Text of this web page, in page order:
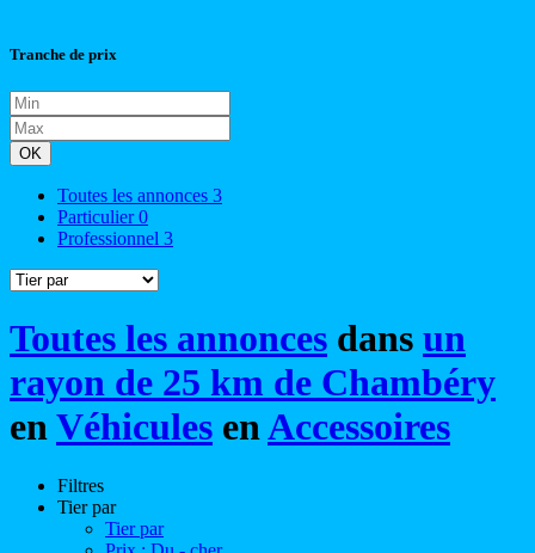
Tranche de prix
OK
Toutes les annonces 3
Particulier0
Professionnel 3
Toutes les annonces dans un
rayon de 25 km de Chambéry
enVéhicules enAccessoires
Filtres
Tier par
Tier par